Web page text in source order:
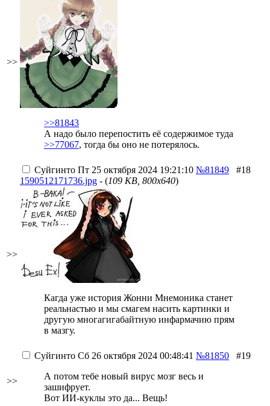
>>
>>81843
А надо было перепостить её содержимое туда
>>77067, тогда бы оно не потерялось.
>>
Суйгинто Пт 25 октября 2024 19:21:10 №81849
#18
1590512171736.jpg - (109 KB, 800x640)
Кагда уже история Жонни Мнемоника станет
реальнастью и мы смагем насить картинки и
другую многагигабайтную инфармачию прям
в мазгу.
>>
Суйгинто Сб 26 октября 2024 00:48:41 №81850
#19
А потом тебе новый вирус мозг весь и
зашифрует.
Вот ИИ-куклы это да... Вещь!